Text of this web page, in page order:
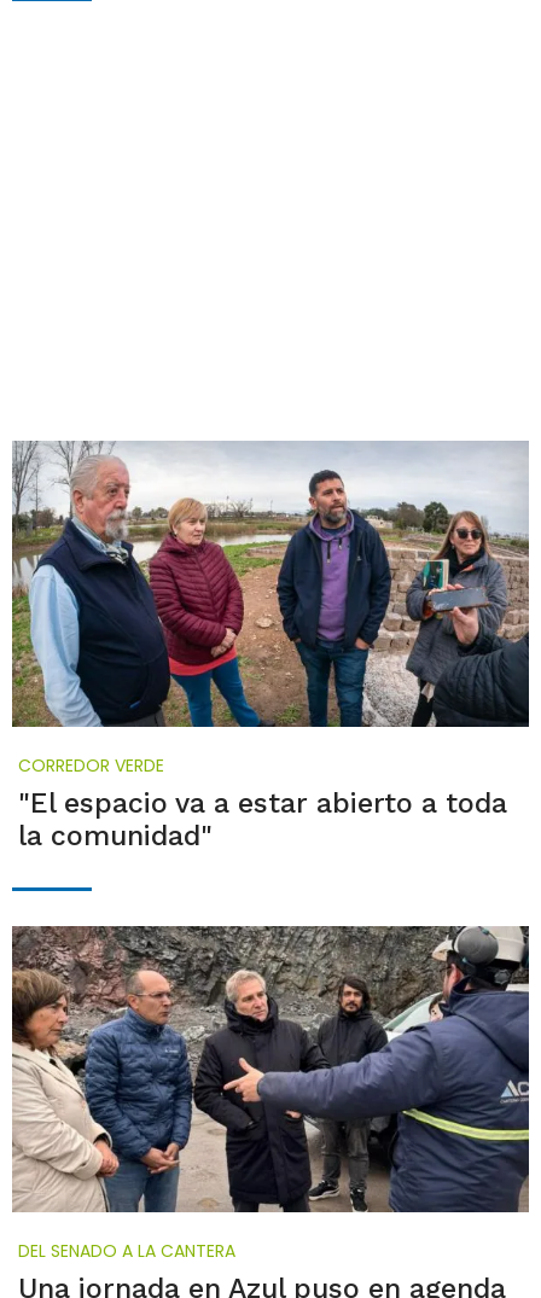
CORREDOR VERDE
"El espacio va a estar abierto a toda
la comunidad"
DEL SENADO A LA CANTERA
Una jornada en Azul puso en agenda